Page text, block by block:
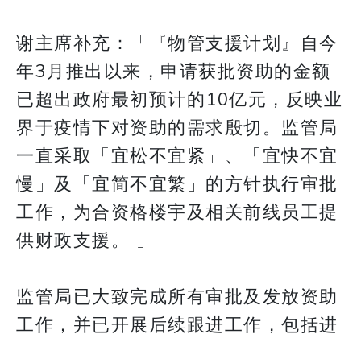
谢主席补充：「『物管支援计划』自今
年3月推出以来，申请获批资助的金额
已超出政府最初预计的10亿元，反映业
界于疫情下对资助的需求殷切。监管局
一直采取「宜松不宜紧」、「宜快不宜
慢」及「宜简不宜繁」的方针执行审批
工作，为合资格楼宇及相关前线员工提
供财政支援。 」
监管局已大致完成所有审批及发放资助
工作，并已开展后续跟进工作，包括进